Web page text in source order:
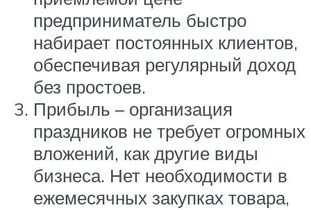
предприниматель быстро
набирает постоянных клиентов,
обеспечивая регулярный доход
без простоев.
Прибыль – организация
праздников не требует огромных
вложений, как другие виды
бизнеса. Нет необходимости в
ежемесячных закупках товара,